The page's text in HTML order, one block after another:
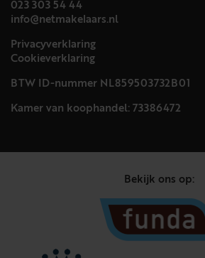
023 303 54 44
info@netmakelaars.nl
Privacyverklaring
Cookieverklaring
BTW ID-nummer NL859503732B01
Kamer van koophandel: 73386472
Bekijk ons op: